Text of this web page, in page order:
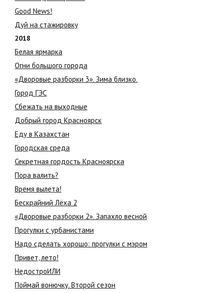
Good News!
Дуй на стажировку
2018
Белая ярмарка
Огни большого города
«Дворовые разборки 3». Зима близко.
Город ГЭС
Сбежать на выходные
Добрый город Красноярск
Еду в Казахстан
Городская среда
Секретная гордость Красноярска
Пора валить?
Время вылета!
Бескрайний Лёха 2
«Дворовые разборки 2». Запахло весной
Прогулки с урбанистами
Надо сделать хорошо: прогулки с мэром
Привет, лето!
НедостроИЛИ
Поймай вонючку. Второй сезон